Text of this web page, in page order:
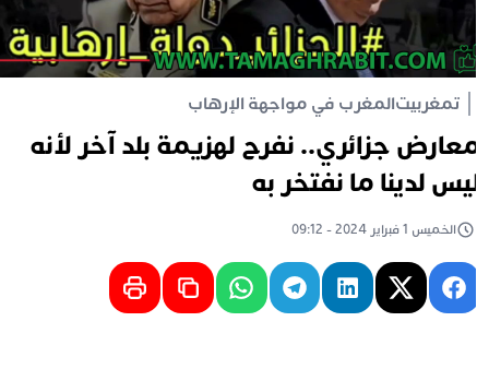
تمغربيتالمغرب في مواجهة الإرهاب
جزائري.. نفرح لهزيمة بلد آخر لأنه
لدينا ما نفتخر به
الخميس 1 فبراير 2024 - 09:12